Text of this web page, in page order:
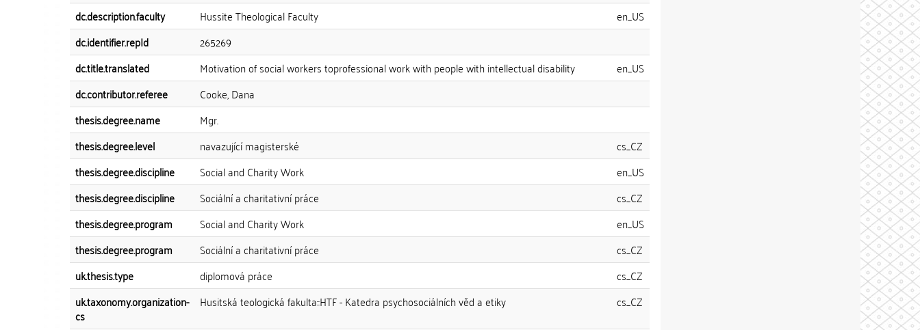
dc.description.faculty
Hussite Theological Faculty
en_US
dc.identifier.repId
265269
dc.title.translated
Motivation of social workers toprofessional work with people with intellectual disability
en_US
dc.contributor.referee
Cooke, Dana
thesis.degree.name
Mgr.
thesis.degree.level
navazující magisterské
cs_CZ
thesis.degree.discipline
Social and Charity Work
en_US
thesis.degree.discipline
Sociální a charitativní práce
cs_CZ
thesis.degree.program
Social and Charity Work
en_US
thesis.degree.program
Sociální a charitativní práce
cs_CZ
uk.thesis.type
diplomová práce
cs_CZ
uk.taxonomy.organization-
cs
Husitská teologická fakulta::HTF - Katedra psychosociálních věd a etiky cs_CZ